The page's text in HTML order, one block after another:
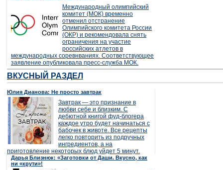
Международный олимпийский
комитет (МОК) временно
отменил отстранение
Олимпийского комитета России
(ОКР) и рекомендовала снять
ограничения на участие
российских атлетов в
международных соревнваниях. Соответствующее
заявление опубликовала пресс-служба МОК.
ВКУСНЫЙ РАЗДЕЛ
Юлия Дианова: Не просто завтрак
Завтрак — это признание в
любви себе и близким. С
дебютной книгой фуд-блогера
каждое утро будет начинаться с
бабочек в животе. Все рецепты
легко повторить из подручных
ингредиентов, а на
приготовление некоторых блюд уйдет 5 минут.
Дарья Близнюк: «Заготовки от Даши. Вкусно, как
ни «крути»!